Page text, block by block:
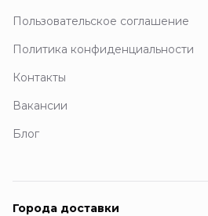
Пользовательское соглашение
Политика конфиденциальности
Контакты
Вакансии
Блог
Города доставки